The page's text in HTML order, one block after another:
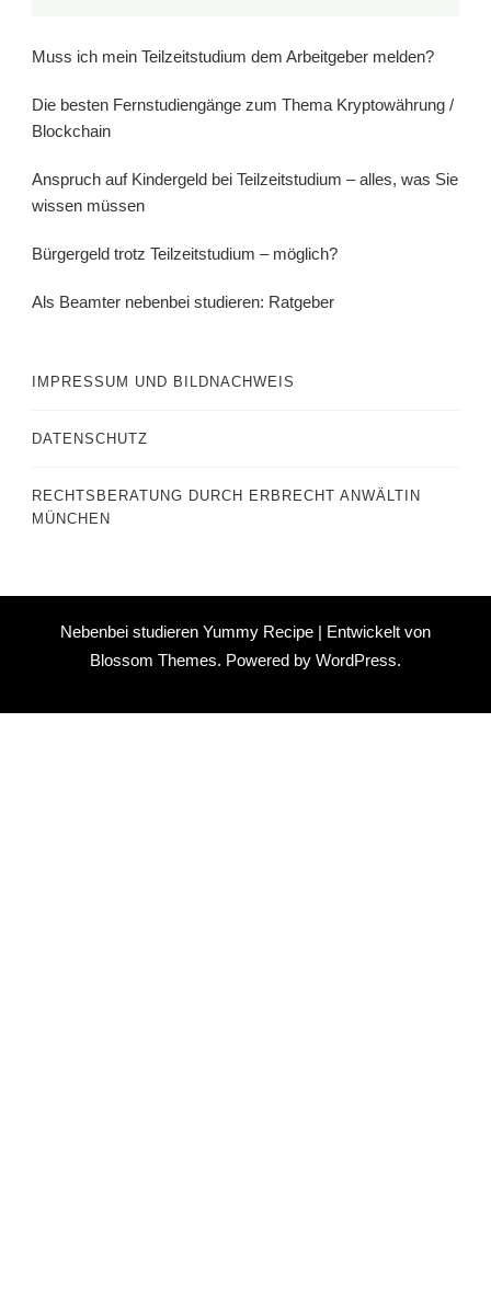
Muss ich mein Teilzeitstudium dem Arbeitgeber melden?
Die besten Fernstudiengänge zum Thema Kryptowährung /
Blockchain
Anspruch auf Kindergeld bei Teilzeitstudium – alles, was Sie
wissen müssen
Bürgergeld trotz Teilzeitstudium – möglich?
Als Beamter nebenbei studieren: Ratgeber
IMPRESSUM UND BILDNACHWEIS
DATENSCHUTZ
RECHTSBERATUNG DURCH ERBRECHT ANWÄLTIN
MÜNCHEN
Nebenbei studieren Yummy Recipe | Entwickelt von
Blossom Themes. Powered by WordPress.